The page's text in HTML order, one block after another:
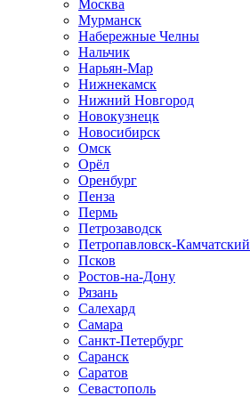
Москва
Мурманск
Набережные Челны
Нальчик
Нарьян-Мар
Нижнекамск
Нижний Новгород
Новокузнецк
Новосибирск
Омск
Орёл
Оренбург
Пенза
Пермь
Петрозаводск
Петропавловск-Камчатский
Псков
Ростов-на-Дону
Рязань
Салехард
Самара
Санкт-Петербург
Саранск
Саратов
Севастополь